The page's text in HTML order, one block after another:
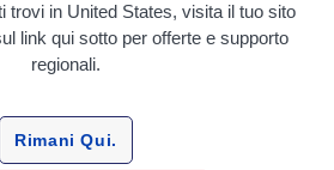
Tabella
Affina
trovi in United States, visita il tuo sito
link qui sotto per offerte e supporto
regionali.
Rimani Qui.